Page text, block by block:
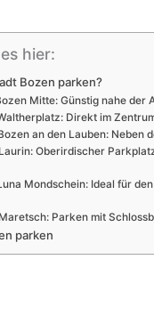
hier:
Bozen parken?
Mitte: Günstig nahe der
Direkt im
an den Lauben: Neben
Oberirdischer
Mondschein: Ideal für
Parken mit
parken